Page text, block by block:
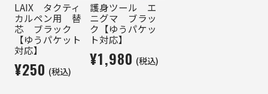
LAIX タクティ
カルペン用 替
芯 ブラック
【ゆうパケット
対応】
¥250 (税込)
護身ツール エ
ニグマ ブラッ
ク【ゆうパケッ
ト対応】
¥1,980 (税込)